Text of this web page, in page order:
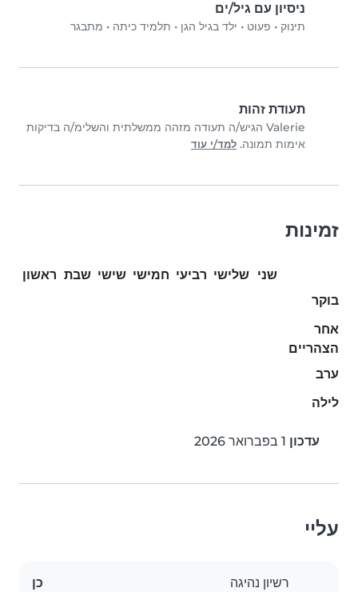
ניסיון עם גיל/ים
תינוק • פעוט • ילד בגיל הגן • תלמיד כיתה • מתבגר
תעודת זהות
Valerie הגיש/ה תעודה מזהה ממשלתית והשלימ/ה בדיקות
אימות תמונה. למד/י עוד
זמינות
שני שלישי רביעי חמישי שישי שבת ראשון
בוקר
אחר
הצהריים
ערב
לילה
עדכון
עליי
רשיון נהיגה כן